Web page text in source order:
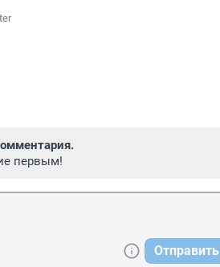
первым!
Отправить